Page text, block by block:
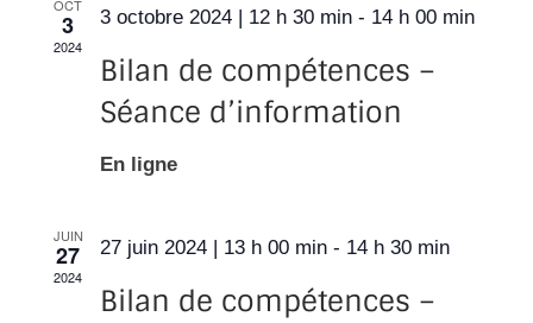
OCT
3
2024
3 octobre 2024 | 12 h 30 min - 14 h 00 min
Bilan de compétences –
Séance d’information
En ligne
JUIN
27
2024
27 juin 2024 | 13 h 00 min - 14 h 30 min
Bilan de compétences –